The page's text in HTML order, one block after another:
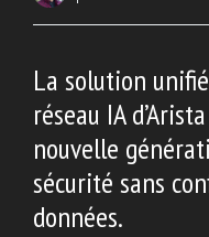
La solution
réseau IA
nouvelle
sécurité sans
données.